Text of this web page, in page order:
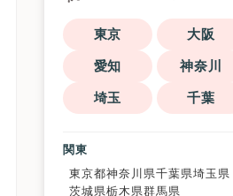
東京 大阪
愛知 神奈川
埼玉 千葉
関東
東京都神奈川県千葉県埼玉県
茨城県栃木県群馬県